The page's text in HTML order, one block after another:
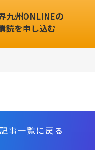
九州ONLINEの
読を申し込む
記事一覧に戻る